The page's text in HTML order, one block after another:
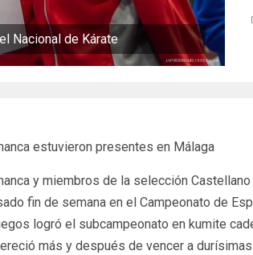
Nacional de Kárate
estuvieron presentes en Málaga
y miembros de la selección
fin de semana en el Campeonato de
logró el subcampeonato en kumite
más y después de vencer a